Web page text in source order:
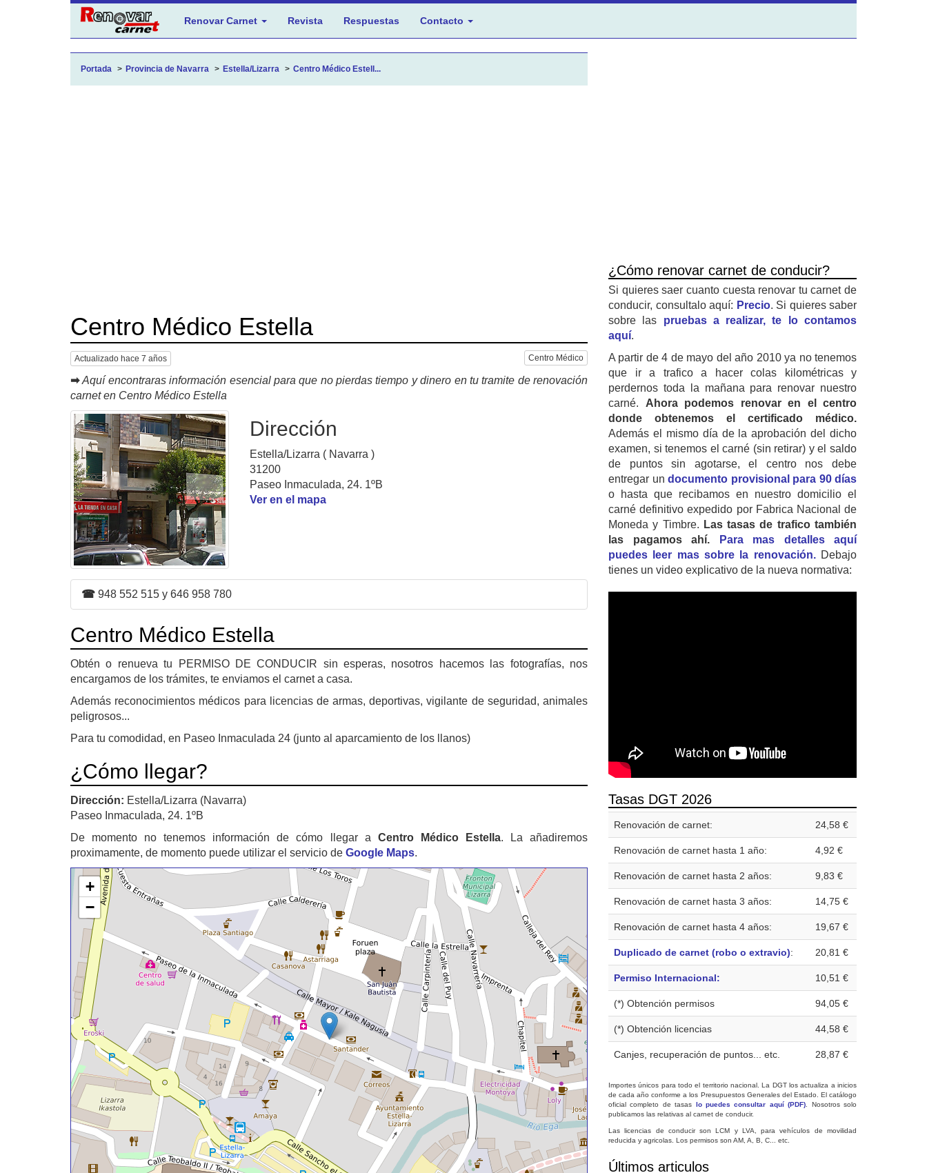
Renovar Carnet Revista Respuestas Contacto
Portada Provincia de Navarra Estella/Lizarra Centro Médico Estell...
Centro Médico Estella
Actualizado hace 7 años Centro Médico
➡ Aquí encontraras información esencial para que no pierdas tiempo y dinero en tu tramite de renovación
carnet en Centro Médico Estella
Dirección
Estella/Lizarra ( Navarra )
31200
Paseo Inmaculada, 24. 1ºB
Ver en el mapa
☎ 948 552 515 y 646 958 780
Centro Médico Estella
Obtén o renueva tu PERMISO DE CONDUCIR sin esperas, nosotros hacemos las fotografías, nos
encargamos de los trámites, te enviamos el carnet a casa.
Además reconocimientos médicos para licencias de armas, deportivas, vigilante de seguridad, animales
peligrosos...
Para tu comodidad, en Paseo Inmaculada 24 (junto al aparcamiento de los llanos)
¿Cómo llegar?
Dirección: Estella/Lizarra (Navarra)
Paseo Inmaculada, 24. 1ºB
De momento no tenemos información de cómo llegar a Centro Médico Estella. La añadiremos
proximamente, de momento puede utilizar el servicio de Google Maps.
+
−
¿Cómo renovar carnet de conducir?
Si quieres saer cuanto cuesta renovar tu carnet de
conducir, consultalo aquí: Precio. Si quieres saber
sobre las pruebas a realizar, te lo contamos
aquí.
A partir de 4 de mayo del año 2010 ya no tenemos
que ir a trafico a hacer colas kilométricas y
perdernos toda la mañana para renovar nuestro
carné. Ahora podemos renovar en el centro
donde obtenemos el certificado médico.
Además el mismo día de la aprobación del dicho
examen, si tenemos el carné (sin retirar) y el saldo
de puntos sin agotarse, el centro nos debe
entregar un documento provisional para 90 días
o hasta que recibamos en nuestro domicilio el
carné definitivo expedido por Fabrica Nacional de
Moneda y Timbre. Las tasas de trafico también
las pagamos ahí.
Para mas detalles aquí
puedes leer mas sobre la renovación.Debajo
tienes un video explicativo de la nueva normativa:
Tasas DGT 2026
Renovación de carnet: 24,58 €
Renovación de carnet hasta 1 año: 4,92 €
Renovación de carnet hasta 2 años: 9,83 €
Renovación de carnet hasta 3 años: 14,75 €
Renovación de carnet hasta 4 años: 19,67 €
Duplicado de carnet (robo o extravio): 20,81 €
Permiso Internacional: 10,51 €
(*) Obtención permisos 94,05 €
(*) Obtención licencias 44,58 €
Canjes, recuperación de puntos... etc. 28,87 €
Importes únicos para todo el territorio nacional. La DGT los actualiza a inicios
de cada año conforme a los Presupuestos Generales del Estado. El catálogo
oficial completo de tasas lo puedes consultar aquí (PDF) . Nosotros solo
publicamos las relativas al carnet de conducir.
Las licencias de conducir son LCM y LVA, para vehículos de movilidad
reducida y agricolas. Los permisos son AM, A, B, C... etc.
Últimos articulos